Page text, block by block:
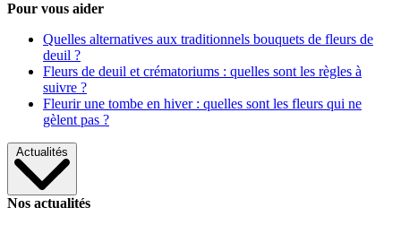
Pour vous aider
Quelles alternatives aux traditionnels bouquets de fleurs de
deuil ?
Fleurs de deuil et crématoriums : quelles sont les règles à
suivre ?
Fleurir une tombe en hiver : quelles sont les fleurs qui ne
gèlent pas ?
Actualités
Nos actualités